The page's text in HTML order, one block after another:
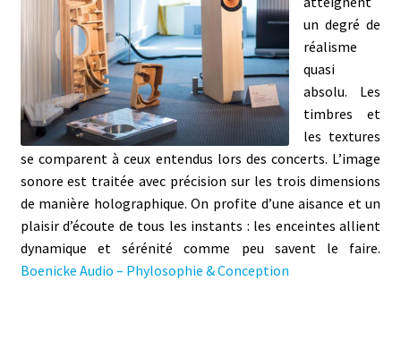
un degré de
réalisme
quasi
absolu. Les
timbres et
les textures
se comparent à ceux entendus lors des concerts. L’image
sonore est traitée avec précision sur les trois dimensions
de manière holographique. On profite d’une aisance et un
plaisir d’écoute de tous les instants : les enceintes allient
dynamique et sérénité comme peu savent le faire.
Boenicke Audio – Phylosophie & Conception